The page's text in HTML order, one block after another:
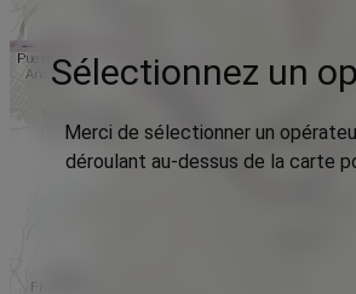
Sélectionnez un
Merci de sélectionner un
déroulant au-dessus de la carte